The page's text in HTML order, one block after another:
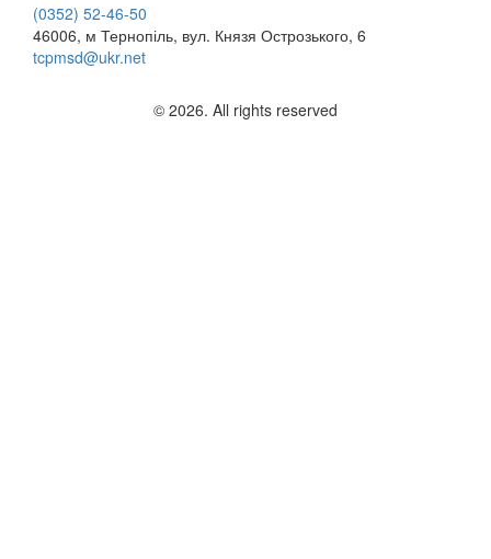
(0352) 52-46-50
46006, м Тернопіль, вул. Князя Острозького, 6
tcpmsd@ukr.net
© 2026. All rights reserved